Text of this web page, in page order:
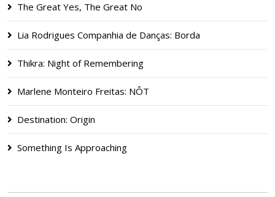
The Great Yes, The Great No
Lia Rodrigues Companhia de Danças: Borda
Thikra: Night of Remembering
Marlene Monteiro Freitas: NÔT
Destination: Origin
Something Is Approaching